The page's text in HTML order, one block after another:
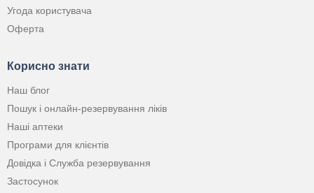
Угода користувача
Оферта
Корисно знати
Наш блог
Пошук і онлайн-резервування ліків
Наші аптеки
Програми для клієнтів
Довідка і Служба резервування
Застосунок